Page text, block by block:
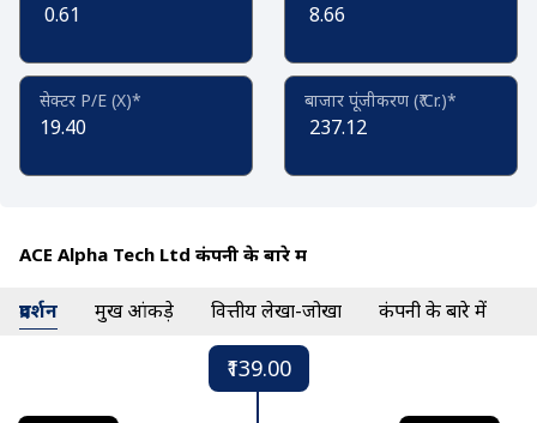
0.61 8.66
सेक्टर P/E (X)*
19.40
बाजार पूंजीकरण (₹ Cr.)*
237.12
ACE Alpha Tech Ltd कंपनी के बारे में
प्रदर्शन प्रमुख आंकड़े वित्तीय लेखा-जोखा कंपनी के बारे में
₹139.00